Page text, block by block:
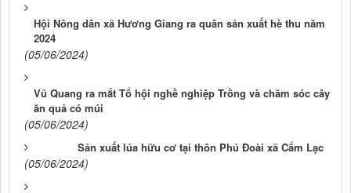
Hội Nông dân xã Hương Giang ra quân sản xuất hè thu năm
2024
(05/06/2024)
Vũ Quang ra mắt Tổ hội nghề nghiệp Trồng và chăm sóc cây
ăn quả có múi
(05/06/2024)
Sản xuất lúa hữu cơ tại thôn Phú Đoài xã Cẩm Lạc
(05/06/2024)